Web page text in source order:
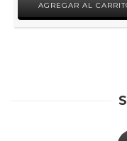
AGREGAR AL